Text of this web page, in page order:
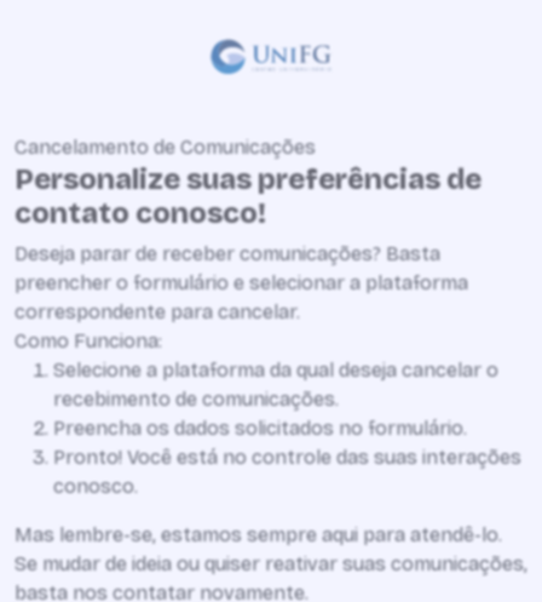
Cancelamento de Comunicações
Personalize suas preferências de
contato conosco!
Deseja parar de receber comunicações? Basta
preencher o formulário e selecionar a plataforma
correspondente para cancelar.
Como Funciona:
Selecione a plataforma da qual deseja cancelar o
recebimento de comunicações.
Preencha os dados solicitados no formulário.
Pronto! Você está no controle das suas interações
conosco.
Mas lembre-se, estamos sempre aqui para atendê-lo.
Se mudar de ideia ou quiser reativar suas comunicações,
basta nos contatar novamente.